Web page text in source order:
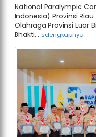
National Paralympic
Indonesia) Provinsi
Olahraga Provinsi Luar
Bhakti... selengkapnya